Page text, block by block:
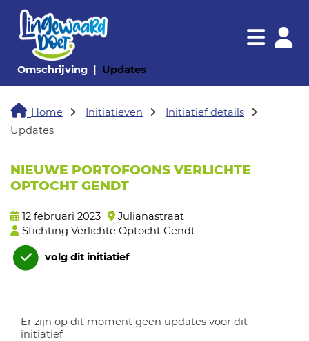
Omschrijving(huidige pagina)
Updates(huidige pagina)
Navigatie
Home Initiatieven
Initiatief details
Updates
NIEUWE PORTOFOONS VERLICHTE
OPTOCHT GENDT
12 februari 2023
Julianastraat
Stichting Verlichte Optocht Gendt
volg dit initiatief
Er zijn op dit moment geen updates voor dit
initiatief